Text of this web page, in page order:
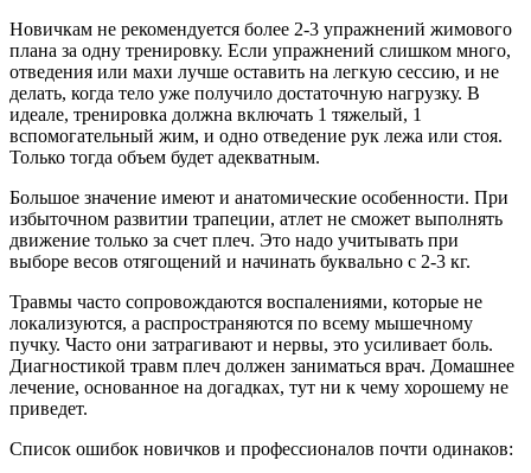
Новичкам не рекомендуется более 2-3 упражнений жимового
плана за одну тренировку. Если упражнений слишком много,
отведения или махи лучше оставить на легкую сессию, и не
делать, когда тело уже получило достаточную нагрузку. В
идеале, тренировка должна включать 1 тяжелый, 1
вспомогательный жим, и одно отведение рук лежа или стоя.
Только тогда объем будет адекватным.
Большое значение имеют и анатомические особенности. При
избыточном развитии трапеции, атлет не сможет выполнять
движение только за счет плеч. Это надо учитывать при
выборе весов отягощений и начинать буквально с 2-3 кг.
Травмы часто сопровождаются воспалениями, которые не
локализуются, а распространяются по всему мышечному
пучку. Часто они затрагивают и нервы, это усиливает боль.
Диагностикой травм плеч должен заниматься врач. Домашнее
лечение, основанное на догадках, тут ни к чему хорошему не
приведет.
Список ошибок новичков и профессионалов почти одинаков: